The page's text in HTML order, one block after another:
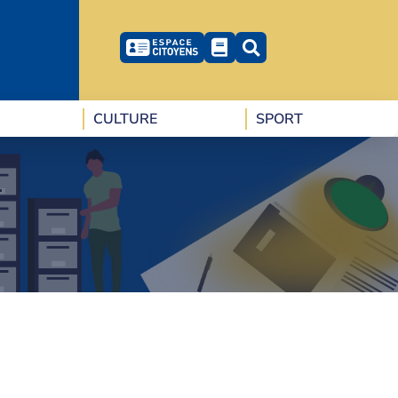
CULTURE SPORT